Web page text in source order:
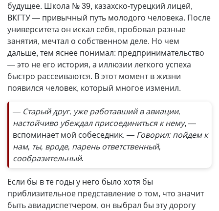
будущее. Школа № 39, казахско-турецкий лицей,
ВКГТУ — привычный путь молодого человека. После
университета он искал себя, пробовал разные
занятия, мечтал о собственном деле. Но чем
дальше, тем яснее понимал: предпринимательство
— это не его история, а иллюзии легкого успеха
быстро рассеиваются. В этот момент в жизни
появился человек, который многое изменил.
— Старый друг, уже работавший в авиации,
настойчиво убеждал присоединиться к нему, —
вспоминает мой собеседник. — Говорил: пойдем к
нам, ты, вроде, парень ответственный,
сообразительный.
Если бы в те годы у него было хотя бы
приблизительное представление о том, что значит
быть авиадиспетчером, он выбрал бы эту дорогу